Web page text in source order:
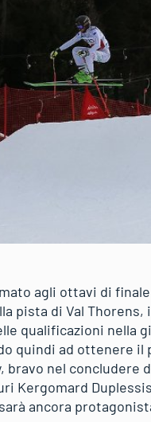
agli ottavi di
pista di Val
qualificazioni nella
quindi ad ottenere il
bravo nel
Kergomard
ancora